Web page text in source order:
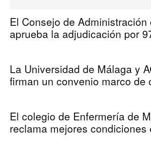
El Consejo de Administración
aprueba la adjudicación por
La Universidad de Málaga y
firman un convenio marco de
El colegio de Enfermería de
reclama mejores condiciones